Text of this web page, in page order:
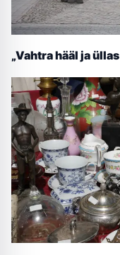
„Vahtra hääl ja